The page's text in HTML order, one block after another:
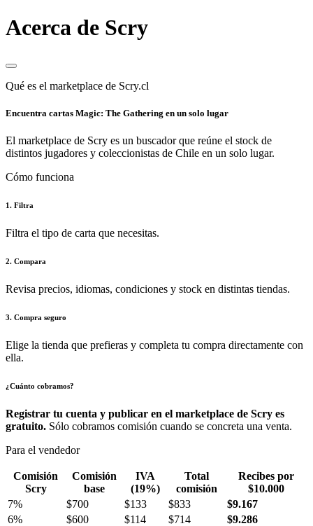
Acerca de Scry
Qué es el marketplace de Scry.cl
Encuentra cartas Magic: The Gathering en un solo lugar
El marketplace de Scry es un buscador que reúne el stock de
distintos jugadores y coleccionistas de Chile en un solo lugar.
Cómo funciona
1. Filtra
Filtra el tipo de carta que necesitas.
2. Compara
Revisa precios, idiomas, condiciones y stock en distintas tiendas.
3. Compra seguro
Elige la tienda que prefieras y completa tu compra directamente con
ella.
¿Cuánto cobramos?
Registrar tu cuenta y publicar en el marketplace de Scry es
gratuito. Sólo cobramos comisión cuando se concreta una venta.
Para el vendedor
Comisión
Scry
Comisión
base
IVA
(19%)
Total
comisión
Recibes por
$10.000
7%
$700 $133 $833
$9.167
6%
$600 $114 $714
$9.286